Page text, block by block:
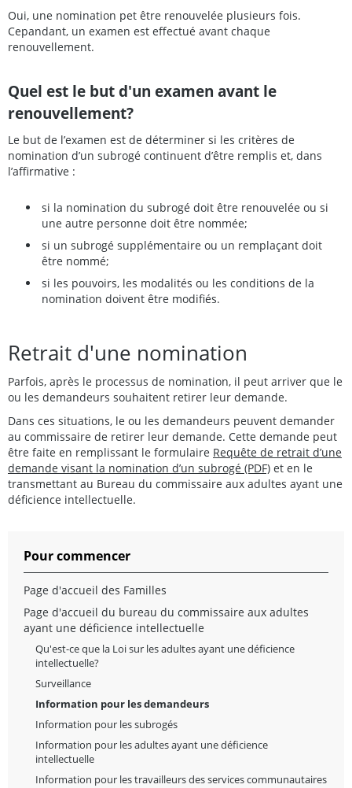
Oui, une nomination pet être renouvelée plusieurs fois.
Cepandant, un examen est effectué avant chaque
renouvellement.
Quel est le but d'un examen avant le
renouvellement?
Le but de l’examen est de déterminer si les critères de
nomination d’un subrogé continuent d’être remplis et, dans
l’affirmative :
si la nomination du subrogé doit être renouvelée ou si
une autre personne doit être nommée;
si un subrogé supplémentaire ou un remplaçant doit
être nommé;
si les pouvoirs, les modalités ou les conditions de la
nomination doivent être modifiés.
Retrait d'une nomination
Parfois, après le processus de nomination, il peut arriver que le
ou les demandeurs souhaitent retirer leur demande.
Dans ces situations, le ou les demandeurs peuvent demander
au commissaire de retirer leur demande. Cette demande peut
être faite en remplissant le formulaire Requête de retrait d’une
demande visant la nomination d’un subrogé (PDF) et en le
transmettant au Bureau du commissaire aux adultes ayant une
déficience intellectuelle.
Pour commencer
Page d'accueil des Familles
Page d'accueil du bureau du commissaire aux adultes
ayant une déficience intellectuelle
Qu'est-ce que la Loi sur les adultes ayant une déficience
intellectuelle?
Surveillance
Information pour les demandeurs
Information pour les subrogés
Information pour les adultes ayant une déficience
intellectuelle
Information pour les travailleurs des services communautaires